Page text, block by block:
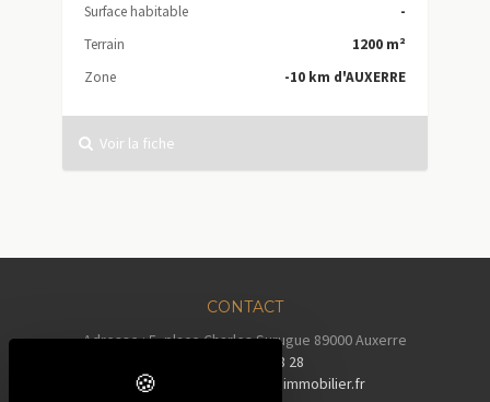
Surface habitable
-
Terrain
1200 m²
Zone
-10 km d'AUXERRE
Voir la fiche
CONTACT
Adresse : 5, place Charles Surugue 89000 Auxerre
03 86 72 28 28
Email :
contact@auxerreimmobilier.fr